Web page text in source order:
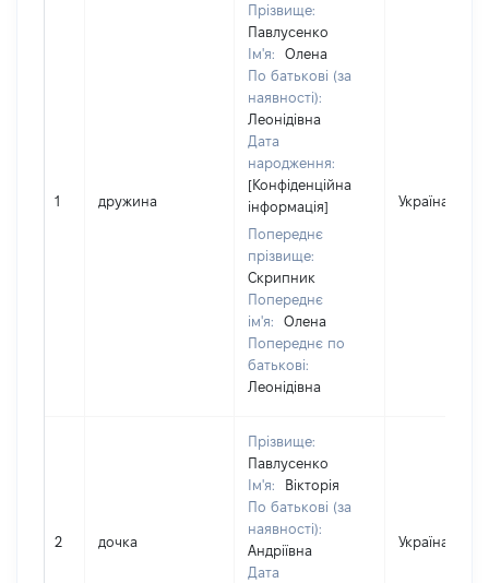
1 дружина
Прізвище:
Павлусенко
Ім'я:
Олена
По батькові (за
наявності):
Леонідівна
Дата
народження:
[Конфіденційна
інформація]
Попереднє
прізвище:
Скрипник
Попереднє
ім'я:
Олена
Попереднє по
батькові:
Леонідівна
Україна
2 дочка
Прізвище:
Павлусенко
Ім'я:
Вікторія
По батькові (за
наявності):
Андріївна
Дата
Україна